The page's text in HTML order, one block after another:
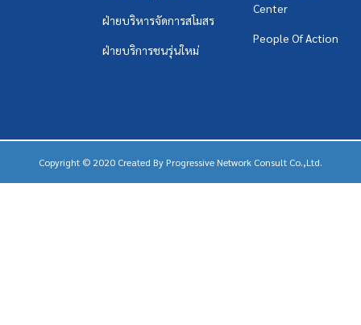
ฝ่ายบริหารจัดการสโมสร
ฝ่ายบริการชนรุ่นใหม่
Center
People Of Action
Copyright © 2020 Created By Progressive Network Consult Co.,Ltd.